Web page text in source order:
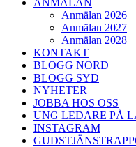
ANMÄLAN
Anmälan 2026
Anmälan 2027
Anmälan 2028
KONTAKT
BLOGG NORD
BLOGG SYD
NYHETER
JOBBA HOS OSS
UNG LEDARE PÅ
INSTAGRAM